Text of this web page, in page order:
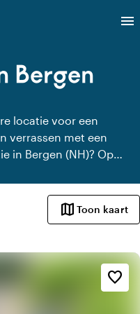
menu
Bergen
locatie voor een
verrassen met een
in Bergen (NH)? Op
dineren. Bekijk alle
verzorgd private
map Toon kaart
favorite_border
Sfeer en esthetiek
crop_square
Minimalistisch